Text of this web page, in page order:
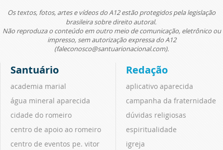
Os textos, fotos, artes e vídeos do A12 estão protegidos pela legislação
brasileira sobre direito autoral.
Não reproduza o conteúdo em outro meio de comunicação, eletrônico ou
impresso, sem autorização expressa do A12
(faleconosco@santuarionacional.com).
Santuário
academia marial
água mineral aparecida
cidade do romeiro
centro de apoio ao romeiro
centro de eventos pe. vitor
Redação
aplicativo aparecida
campanha da fraternidade
dúvidas religiosas
espiritualidade
igreja